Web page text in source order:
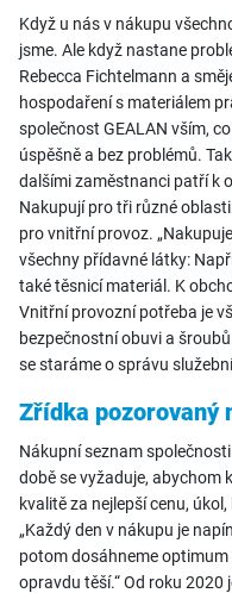
Když u nás v nákupu
jsme. Ale když nastane
Rebecca Fichtelmann a
hospodaření s materiálem
společnost GEALAN vším,
úspěšně a bez problémů.
dalšími zaměstnanci patří k
Nakupují pro tři různé
pro vnitřní provoz.
všechny přídavné látky:
také těsnicí materiál. K
Vnitřní provozní potřeba je
bezpečnostní obuvi a
se staráme o správu
Zřídka pozorovaný
Nákupní seznam
době se vyžaduje, abychom
kvalitě za nejlepší cenu,
„Každý den v nákupu je
potom dosáhneme
opravdu těší.“ Od roku